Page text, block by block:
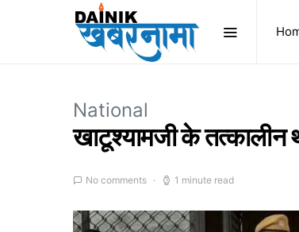
National
खाटूश्यामजी के तत्कालीन
No comments 1 minute read